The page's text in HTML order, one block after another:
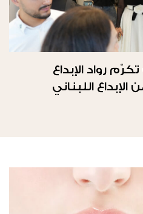
تكرّم رواد الإبداع
اللبناني